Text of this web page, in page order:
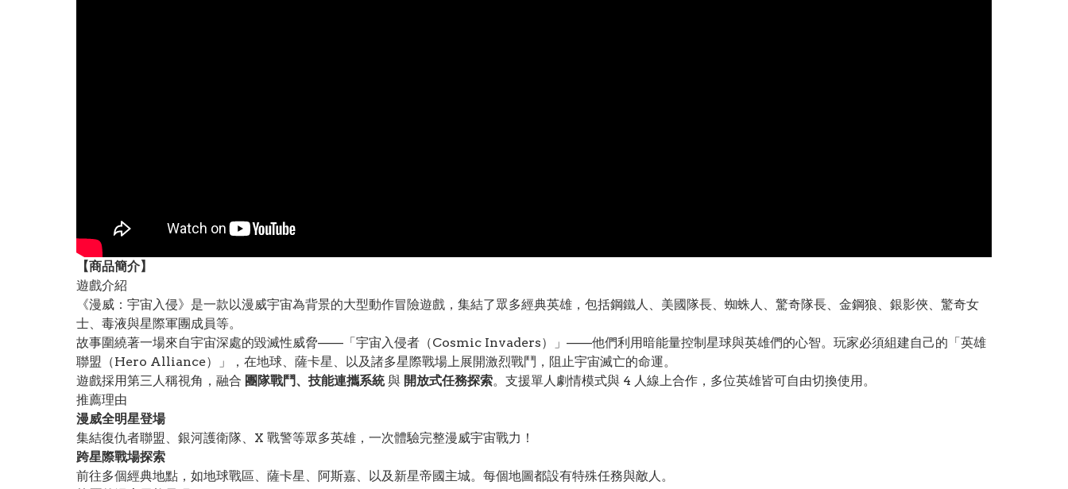
【商品簡介】
遊戲介紹
《漫威：宇宙入侵》是一款以漫威宇宙為背景的大型動作冒險遊戲，集結了眾多經典英雄，包括鋼鐵人、美國隊長、蜘蛛人、驚奇隊長、金鋼狼、銀影俠、驚奇女
士、毒液與星際軍團成員等。
故事圍繞著一場來自宇宙深處的毀滅性威脅——「宇宙入侵者（Cosmic Invaders）」——他們利用暗能量控制星球與英雄們的心智。玩家必須組建自己的「英雄
聯盟（Hero Alliance）」，在地球、薩卡星、以及諸多星際戰場上展開激烈戰鬥，阻止宇宙滅亡的命運。
遊戲採用第三人稱視角，融合 團隊戰鬥、技能連攜系統與 開放式任務探索。支援單人劇情模式與 4 人線上合作，多位英雄皆可自由切換使用。
推薦理由
漫威全明星登場
集結復仇者聯盟、銀河護衛隊、X 戰警等眾多英雄，一次體驗完整漫威宇宙戰力！
跨星際戰場探索
前往多個經典地點，如地球戰區、薩卡星、阿斯嘉、以及新星帝國主城。每個地圖都設有特殊任務與敵人。